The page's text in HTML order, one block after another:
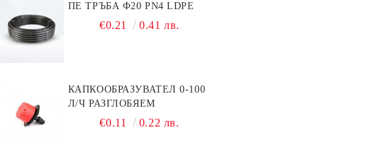
ПЕ ТРЪБА Ф20 PN4 LDPE
€0.21 0.41 лв.
КАПКООБРАЗУВАТЕЛ 0-100
Л/Ч РАЗГЛОБЯЕМ
€0.11 0.22 лв.